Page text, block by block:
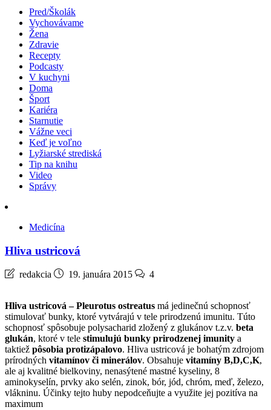
Pred/Školák
Vychovávame
Žena
Zdravie
Recepty
Podcasty
V kuchyni
Doma
Šport
Kariéra
Starnutie
Vážne veci
Keď je voľno
Lyžiarské strediská
Tip na knihu
Video
Správy
Medicína
Hliva ustricová
redakcia 19. januára 2015 4
Hliva ustricová – Pleurotus ostreatus má jedinečnú schopnosť
stimulovať bunky, ktoré vytvárajú v tele prirodzenú imunitu. Túto
schopnosť spôsobuje polysacharid zložený z glukánov t.z.v. beta
glukán, ktoré v tele stimulujú bunky prirodzenej imunity a
taktiež pôsobia protizápalovo. Hliva ustricová je bohatým zdrojom
prírodných vitamínov či minerálov. Obsahuje vitamíny B,D,C,K,
ale aj kvalitné bielkoviny, nenasýtené mastné kyseliny, 8
aminokyselín, prvky ako selén, zinok, bór, jód, chróm, meď, železo,
vlákninu. Účinky tejto huby nepodceňujte a využite jej pozitíva na
maximum